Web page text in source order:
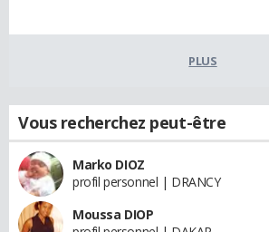
PLUS
Vous recherchez peut-être
Marko DIOZ
profil personnel | DRANCY
Moussa DIOP